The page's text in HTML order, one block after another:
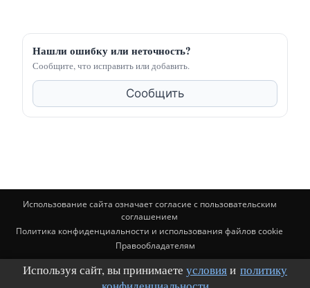
Нашли ошибку или неточность?
Сообщите, что исправить или добавить.
Сообщить
Используя сайт, вы принимаете условияи политику
Использование сайта означает согласие с пользовательским
соглашением
Политика конфиденциальности и использования файлов cookie
Правообладателям
© BuildingClub.ru (почта для связи: buildingclub@mail.ru). Материалы
носят информационный характер и не заменяют консультацию